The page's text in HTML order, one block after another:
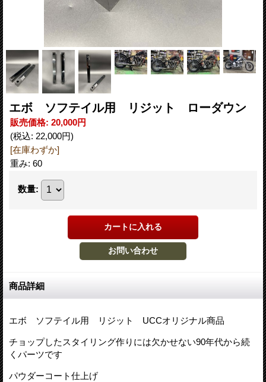
エボ ソフテイル用 リジット ローダウン
販売価格: 20,000円
(税込: 22,000円)
[在庫わずか]
重み: 60
数量:
商品詳細
エボ ソフテイル用 リジット UCCオリジナル商品
チョップしたスタイリング作りには欠かせない90年代から続
くパーツです
パウダーコート仕上げ